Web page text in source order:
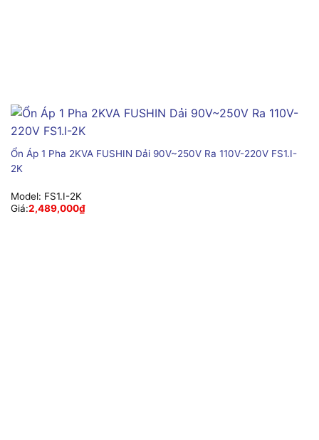
Ổn Áp 1 Pha 2KVA FUSHIN Dải 90V~250V Ra 110V-220V FS1.I-
2K
Model: FS1.I-2K
Giá:2,489,000₫